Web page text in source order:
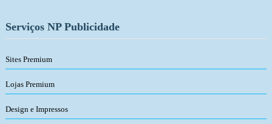
Serviços NP Publicidade
Sites Premium
Lojas Premium
Design e Impressos